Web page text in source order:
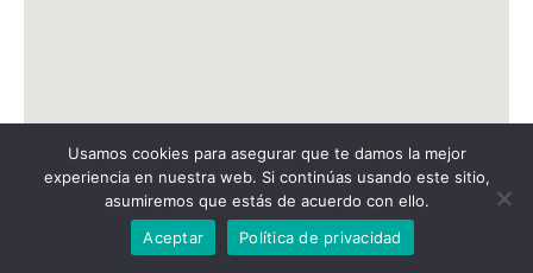
Usamos cookies para asegurar que te damos la mejor
experiencia en nuestra web. Si continúas usando este sitio,
asumiremos que estás de acuerdo con ello.
Aceptar
Política de privacidad